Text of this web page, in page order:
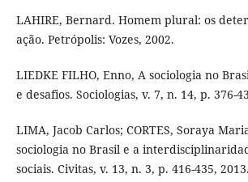
LAHIRE, Bernard. Homem plural: os
ação. Petrópolis: Vozes, 2002.
LIEDKE FILHO, Enno, A sociologia no
e desafios. Sociologias, v. 7, n. 14, p. 376-
LIMA, Jacob Carlos; CORTES, Soraya
sociologia no Brasil e a
sociais. Civitas, v. 13, n. 3, p. 416-435, 2013.